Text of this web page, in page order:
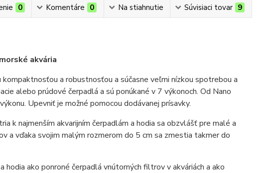
0 Komentáre 0 Na stiahnutie Súvisiaci tovar 9
akvária
a robustnosťou a súčasne veľmi nízkou spotrebou a
alebo prúdové čerpadlá a sú ponúkané v 7 výkonoch. Od Nano
Upevniť je možné pomocou dodávanej prísavky.
k najmenším akvarijním čerpadlám a hodia sa obzvlášť pre malé a
a vďaka svojim malým rozmerom do 5 cm sa zmestia takmer do
hodia ako ponroné čerpadlá vnútorných filtrov v akváriách a ako